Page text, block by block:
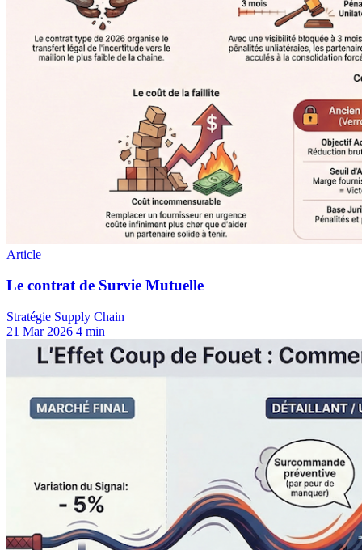
Stratégie Supply Chain
21 Mar 2026 4 min